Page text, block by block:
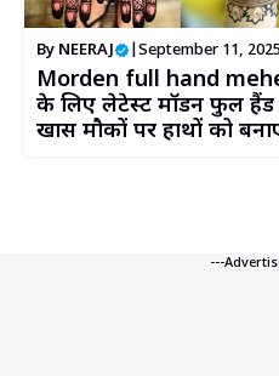
By NEERAJ September 11, 2025
Morden full hand
के लिए लेटेस्ट मॉडर्न फुल
खास मौकों पर हाथों को
---